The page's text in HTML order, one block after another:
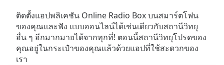
Skip
Forward
Mute
Current
Time0:00
ติดตั้งแอปพลิเคชัน Online Radio Box บนสมาร์ตโฟน
ของคุณและฟัง แบบออนไลน์ได้เช่นเดียวกับสถานีวิทยุ
อื่น ๆ อีกมากมายได้จากทุกที่! ตอนนี้สถานีวิทยุโปรดของ
คุณอยู่ในกระเป๋าของคุณแล้วด้วยแอปที่ใช้สะดวกของ
เรา